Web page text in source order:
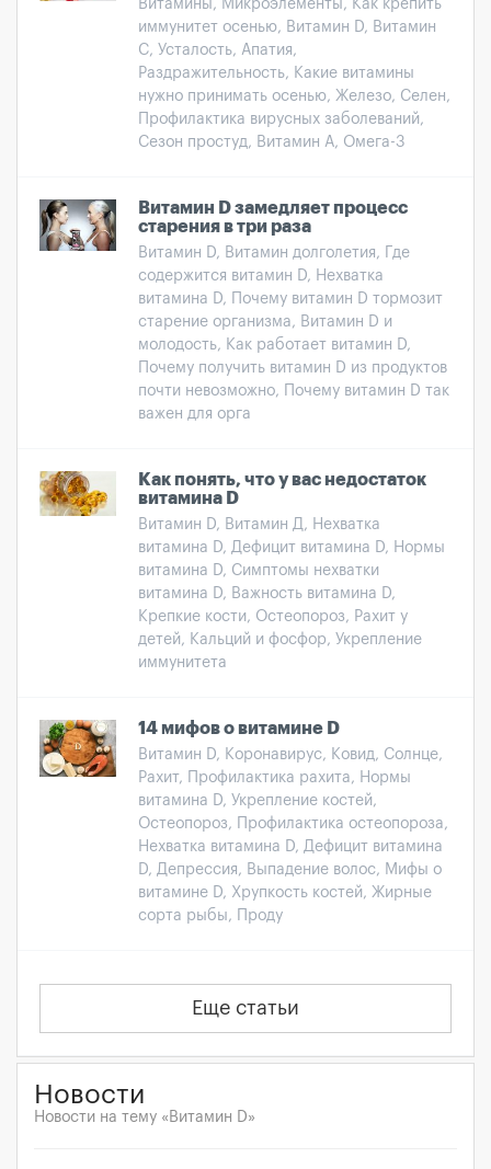
Витамины, Микроэлементы, Как крепить
иммунитет осенью, Витамин D, Витамин
С, Усталость, Апатия,
Раздражительность, Какие витамины
нужно принимать осенью, Железо, Селен,
Профилактика вирусных заболеваний,
Сезон простуд, Витамин А, Омега-3
Витамин D замедляет процесс
старения в три раза
Витамин D, Витамин долголетия, Где
содержится витамин D, Нехватка
витамина D, Почему витамин D тормозит
старение организма, Витамин D и
молодость, Как работает витамин D,
Почему получить витамин D из продуктов
почти невозможно, Почему витамин D так
важен для орга
Как понять, что у вас недостаток
витамина D
Витамин D, Витамин Д, Нехватка
витамина D, Дефицит витамина D, Нормы
витамина D, Симптомы нехватки
витамина D, Важность витамина D,
Крепкие кости, Остеопороз, Рахит у
детей, Кальций и фосфор, Укрепление
иммунитета
14 мифов о витамине D
Витамин D, Коронавирус, Ковид, Солнце,
Рахит, Профилактика рахита, Нормы
витамина D, Укрепление костей,
Остеопороз, Профилактика остеопороза,
Нехватка витамина D, Дефицит витамина
D, Депрессия, Выпадение волос, Мифы о
витамине D, Хрупкость костей, Жирные
сорта рыбы, Проду
Еще статьи
Новости
Новости на тему «Витамин D»